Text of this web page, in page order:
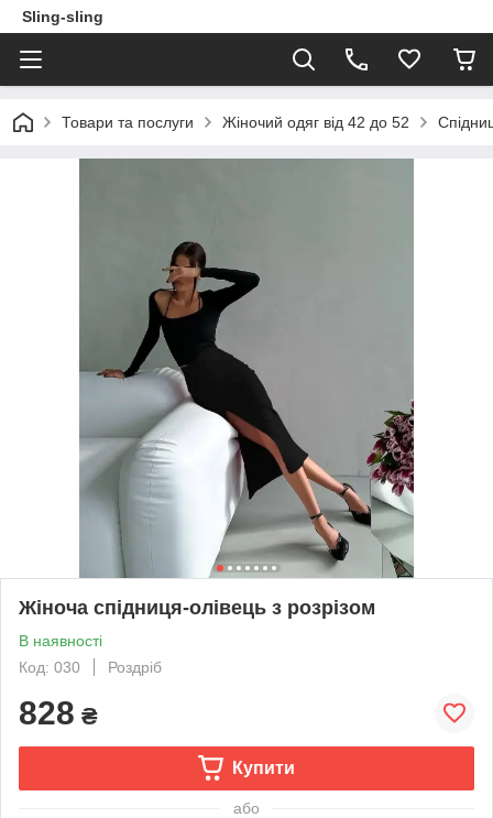
Sling-sling
Товари та послуги Жіночий одяг від 42 до 52
Жіноча спідниця-олівець з розрізом
В наявності
Код: 030
Роздріб
828 ₴
Купити
або